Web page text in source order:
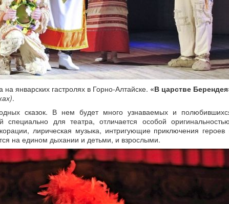
январских гастролях в Горно-Алтайске. «В царстве
.
сказок. В нем будет много узнаваемых и
для театра, отличается особой
лирическая музыка, интригующие приключения героев
на едином дыхании и детьми, и взрослыми.